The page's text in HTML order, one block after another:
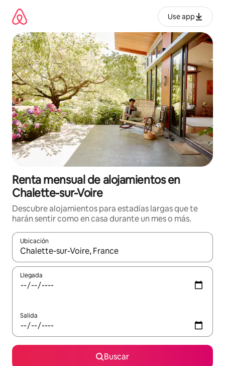
contenido
Use app
Renta mensual de alojamientos en
Chalette-sur-Voire
Descubre alojamientos para estadías largas que te
harán sentir como en casa durante un mes o más.
Ubicación
Cuando los resultados estén disponibles, navega con las
Llegada
Salida
Buscar